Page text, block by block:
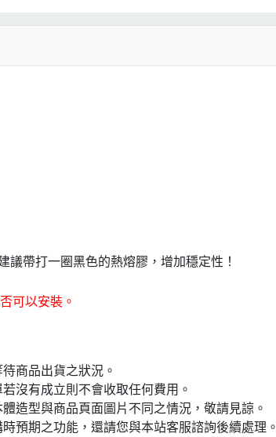
帶打一圈黑色的熱熔膠，增加穩定性！
可以安裝。
商品出貨之狀況。
沒有成立則不會收取任何費用。
造型與商品頁面圖片不同之情況，敬請見諒。
預期之功能，還請您與本站客服諮詢後續處理。